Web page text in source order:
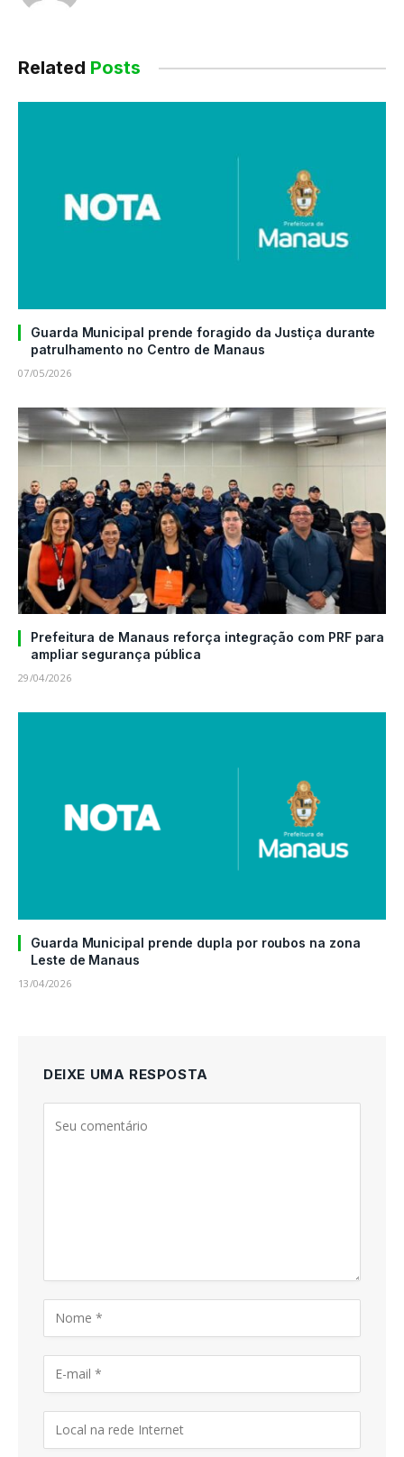
Related Posts
Guarda Municipal prende foragido da Justiça durante
patrulhamento no Centro de Manaus
07/05/2026
Prefeitura de Manaus reforça integração com PRF para
ampliar segurança pública
29/04/2026
Guarda Municipal prende dupla por roubos na zona
Leste de Manaus
13/04/2026
DEIXE UMA RESPOSTA